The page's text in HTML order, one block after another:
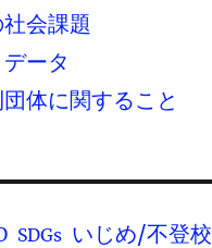
会課題
ータ
体に関すること
SDGs いじめ/不登校